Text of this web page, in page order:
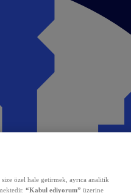
özel hale getirmek, ayrıca analitik
“Kabul ediyorum” üzerine